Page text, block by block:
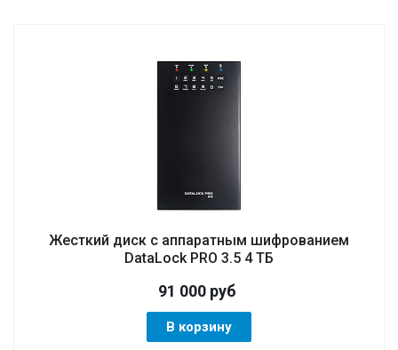
Жесткий диск с аппаратным шифрованием
DataLock PRO 3.5 4 ТБ
91 000руб
В корзину